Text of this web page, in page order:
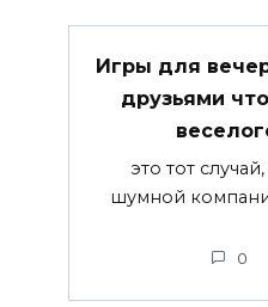
Игры для
друзьями
это тот
шумной
0